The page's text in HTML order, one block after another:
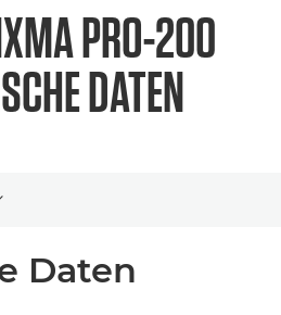
PRO-200
DATEN
breadcrumbs
Daten